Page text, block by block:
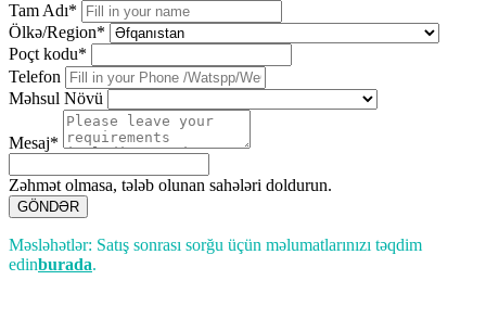
Tam Adı*
Ölkə/Region*
Poçt kodu*
Telefon
Məhsul Növü
Mesaj*
Zəhmət olmasa, tələb olunan sahələri doldurun.
GÖNDƏR
Məsləhətlər: Satış sonrası sorğu üçün məlumatlarınızı təqdim
edinburada.